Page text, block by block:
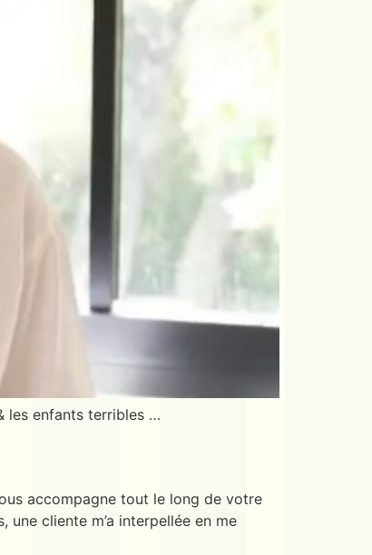
les enfants terribles …
accompagne tout le long de votre
cliente m’a interpellée en me